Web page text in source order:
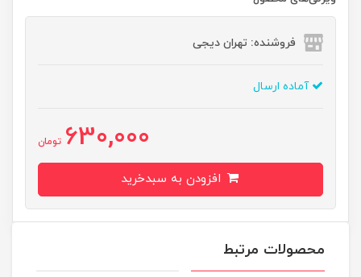
فروشنده: تهران دیجی
آماده ارسال
630,000 تومان
محصولات مرتبط